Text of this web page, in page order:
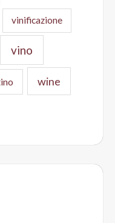
vinificazione
vino
wine